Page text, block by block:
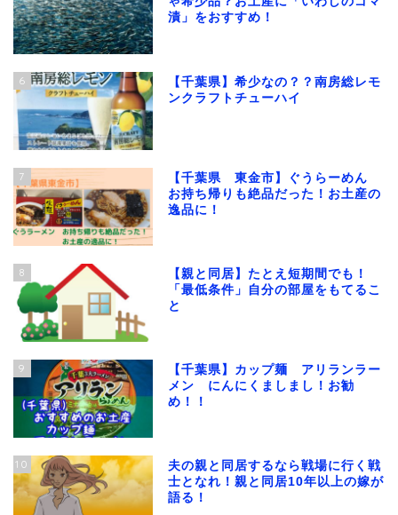
漬」をおすすめ！
6
【千葉県】希少なの？？南房総レモ
ンクラフトチューハイ
7
【千葉県 東金市】ぐうらーめん
お持ち帰りも絶品だった！お土産の
逸品に！
8
【親と同居】たとえ短期間でも！
「最低条件」自分の部屋をもてるこ
と
9
【千葉県】カップ麺 アリランラー
メン にんにくましまし！お勧
め！！
10
夫の親と同居するなら戦場に行く戦
士となれ！親と同居10年以上の嫁が
語る！